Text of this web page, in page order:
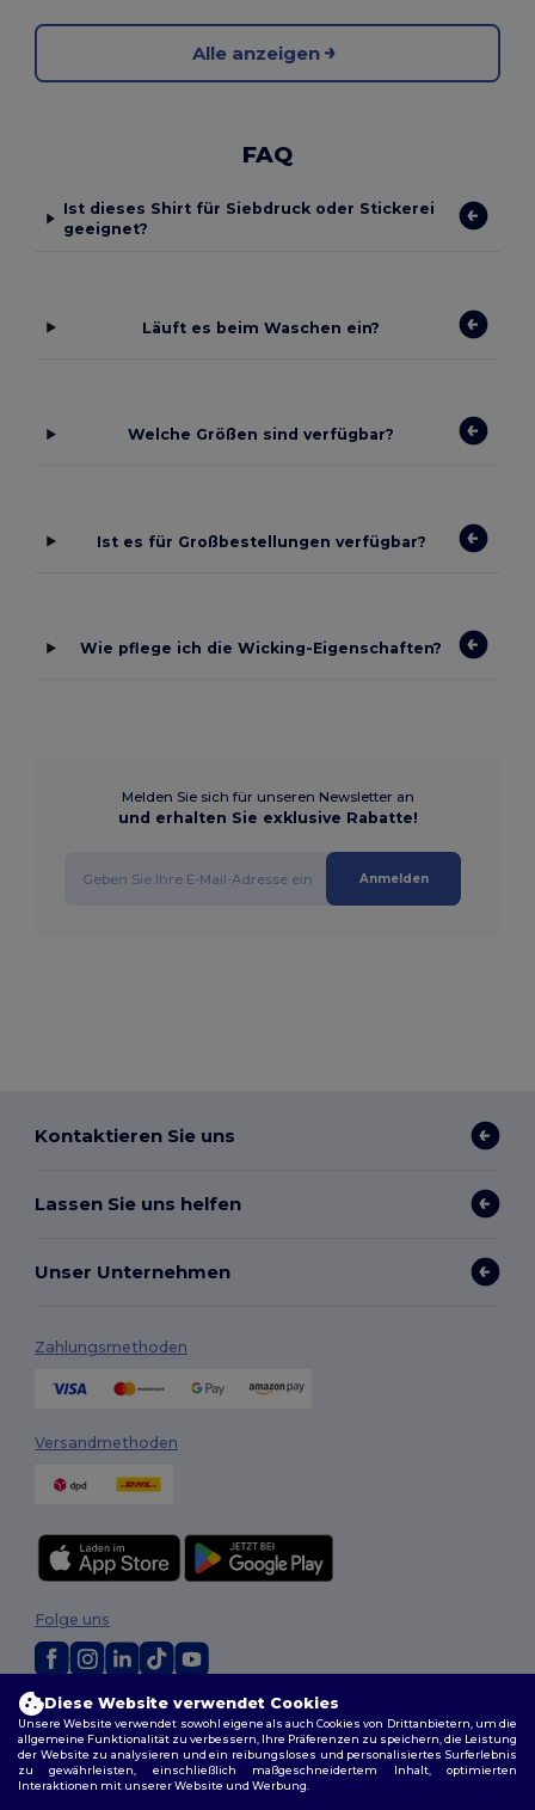
Alle anzeigen
FAQ
Ist dieses Shirt für Siebdruck oder Stickerei
geeignet?
Läuft es beim Waschen ein?
Welche Größen sind verfügbar?
Ist es für Großbestellungen verfügbar?
Wie pflege ich die Wicking-Eigenschaften?
Melden Sie sich für unseren Newsletter an
und erhalten Sie exklusive Rabatte!
Anmelden
Kontaktieren Sie uns
Lassen Sie uns helfen
Unser Unternehmen
Zahlungsmethoden
Versandmethoden
2026. Alle Rechte vorbehalten
Allgemeine Geschäftsbedingungen
| Personalisierungsrichtlinien
|
Datenschutzbestimmungen| Cookie-Richtlinie|Site Map
Folge uns
Diese Website verwendet Cookies
Unsere Website verwendet sowohl eigene als auch Cookies von Drittanbietern, um die
allgemeine Funktionalität zu verbessern, Ihre Präferenzen zu speichern, die Leistung
der Website zu analysieren und ein reibungsloses und personalisiertes Surferlebnis
zu gewährleisten, einschließlich maßgeschneidertem Inhalt, optimierten
Interaktionen mit unserer Website und Werbung.